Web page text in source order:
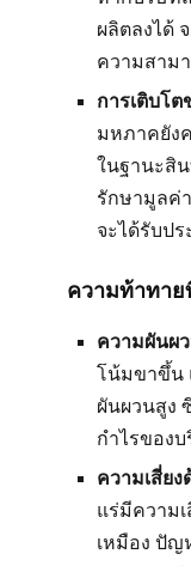
ผลิตลงได้
ความสาม
การเติบโ
มหภาคยัง
ในฐานะสิ
รักษามูลค่
จะได้รับป
ความท้าทา
ความผันผ
โน้มขาขึ้น
ผันผวนสูง
กำไรของ
ความเสี่ยง
แร่มีความ
เหมือง ปัญ